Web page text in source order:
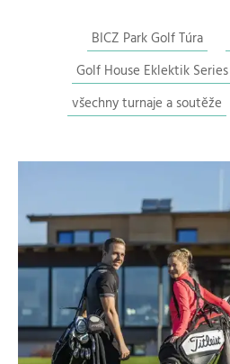
BICZ Park Golf Túra
Golf House Eklektik Series
všechny turnaje a soutěže